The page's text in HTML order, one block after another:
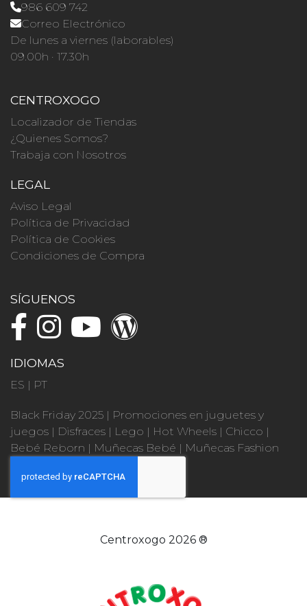
986 609 742
Correo Electrónico
De lunes a viernes (laborables)
09.00h · 17.30h
CENTROXOGO
Localizador de Tiendas
¿Quienes Somos?
Trabaja con Nosotros
LEGAL
Aviso Legal
Política de Privacidad
Política de Cookies
Condiciones de Compra
SÍGUENOS
IDIOMAS
ES | PT
Black Friday 2025 | Promociones en juguetes y
juegos | Disfraces | Lego | Hot Wheels | Chicco |
Bebé Reborn | Muñecas Bebé | Muñecas Fashion
Centroxogo 2026 ®